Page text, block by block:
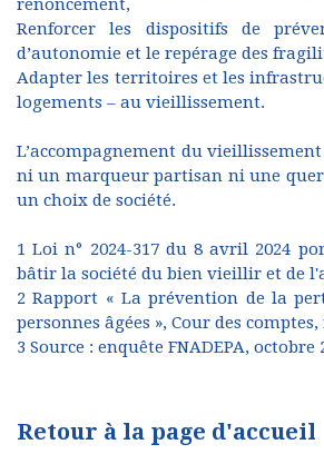
renoncement,
Renforcer les dispositifs de
d’autonomie et le repérage des
Adapter les territoires et les
logements – au vieillissement.
L’accompagnement du
ni un marqueur partisan ni une
un choix de société.
1 Loi n° 2024-317 du 8 avril 2024
bâtir la société du bien vieillir et de
2 Rapport « La prévention de la
personnes âgées », Cour des
3 Source : enquête FNADEPA, octobre
Retour à la page d'accueil